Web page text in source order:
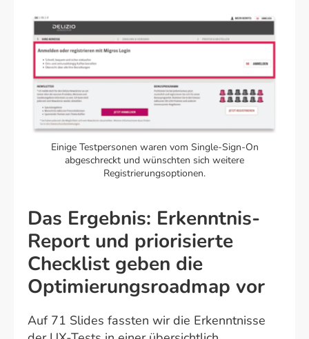
Einige Testpersonen waren vom Single-Sign-On
abgeschreckt und wünschten sich weitere
Registrierungsoptionen.
Das Ergebnis: Erkenntnis-
Report und priorisierte
Checklist geben die
Optimierungsroadmap vor
Auf 71 Slides fassten wir die Erkenntnisse